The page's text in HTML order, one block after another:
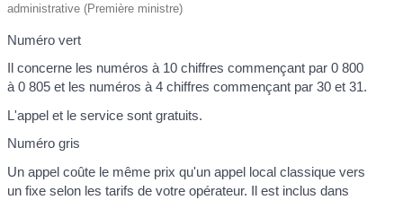
administrative (Première ministre)
Numéro vert
Il concerne les numéros à 10 chiffres commençant par 0 800
à 0 805 et les numéros à 4 chiffres commençant par 30 et 31.
L'appel et le service sont gratuits.
Numéro gris
Un appel coûte le même prix qu'un appel local classique vers
un fixe selon les tarifs de votre opérateur. Il est inclus dans